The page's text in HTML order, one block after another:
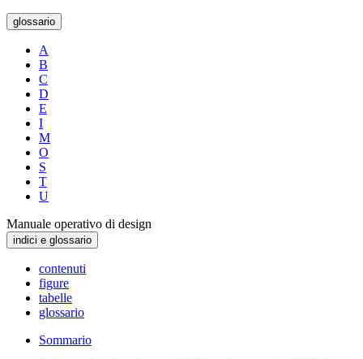
glossario
A
B
C
D
E
I
M
O
S
T
U
Manuale operativo di design
indici e glossario
contenuti
figure
tabelle
glossario
Sommario